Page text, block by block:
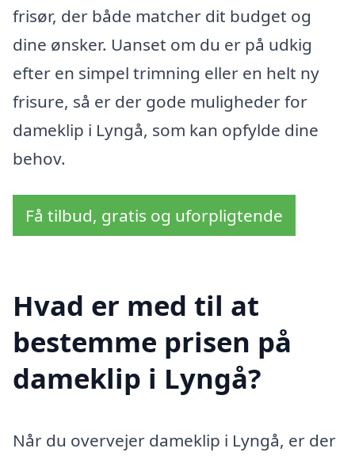
frisør, der både matcher dit budget og
dine ønsker. Uanset om du er på udkig
efter en simpel trimning eller en helt ny
frisure, så er der gode muligheder for
dameklip i Lyngå, som kan opfylde dine
behov.
Få tilbud, gratis og uforpligtende
Hvad er med til at
bestemme prisen på
dameklip i Lyngå?
Når du overvejer dameklip i Lyngå, er der